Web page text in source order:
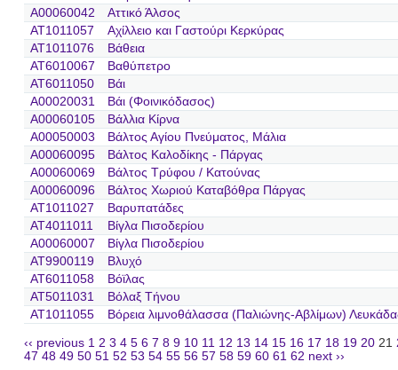
A00060042
Αττικό Άλσος
AT1011057
Αχίλλειο και Γαστούρι Κερκύρας
AT1011076
Βάθεια
AT6010067
Βαθύπετρο
AT6011050
Βάι
A00020031
Βάι (Φοινικόδασος)
A00060105
Βάλλια Κίρνα
A00050003
Βάλτος Αγίου Πνεύματος, Μάλια
A00060095
Βάλτος Καλοδίκης - Πάργας
A00060069
Βάλτος Τρύφου / Κατούνας
A00060096
Βάλτος Χωριού Καταβόθρα Πάργας
AT1011027
Βαρυπατάδες
AT4011011
Βίγλα Πισοδερίου
A00060007
Βίγλα Πισοδερίου
AT9900119
Βλυχό
AT6011058
Βόϊλας
AT5011031
Βόλαξ Τήνου
AT1011055
Βόρεια λιμνοθάλασσα (Παλιώνης-Αβλίμων)
‹‹ previous 1 2 3 4 5 6 7 8 9 10 11 12 13 14 15 16 17 18 19 20 21
47 48 49 50 51 52 53 54 55 56 57 58 59 60 61 62 next ››